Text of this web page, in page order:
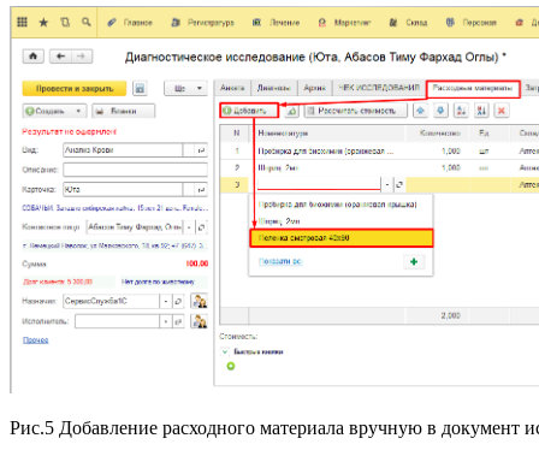
Рис.5 Добавление расходного материала вручную в документ